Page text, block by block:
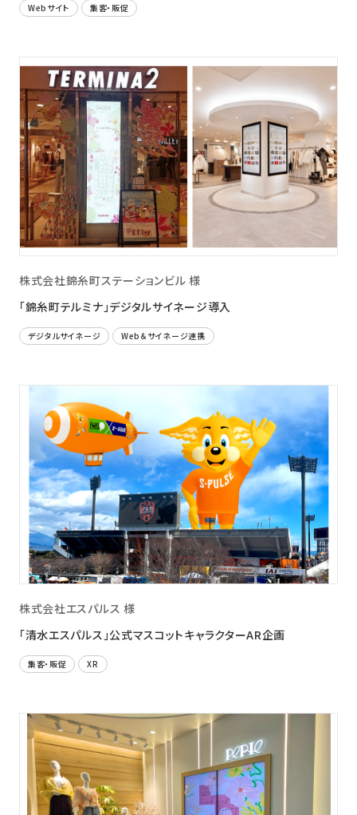
Webサイト 集客・販促
株式会社錦糸町ステーションビル 様
「錦糸町テルミナ」デジタルサイネージ導入
デジタルサイネージ Web＆サイネージ連携
株式会社エスパルス 様
「清水エスパルス」公式マスコットキャラクターAR企画
集客・販促 XR